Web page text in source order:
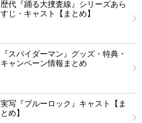
歴代『踊る大捜査線』シリーズあら
すじ・キャスト【まとめ】
『スパイダーマン』グッズ・特典・
キャンペーン情報まとめ
実写『ブルーロック』キャスト【ま
とめ】